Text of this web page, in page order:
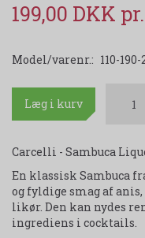
199,00 DKK
Model/varenr.: 110-190-
Læg i kurv
Carcelli - Sambuca
En klassisk Sambuca
og fyldige smag af
likør. Den kan nydes
ingrediens i cocktails.